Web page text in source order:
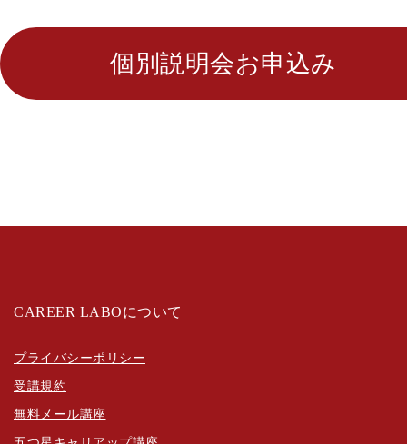
個別説明会お申込み
CAREER LABOについて
プライバシーポリシー
受講規約
無料メール講座